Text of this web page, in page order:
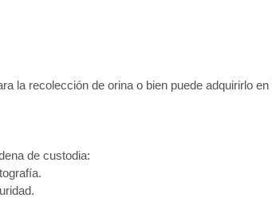
la recolección de orina o bien puede adquirirlo en
de custodia: